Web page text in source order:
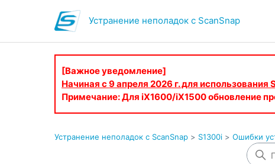
Устранение неполадок с ScanSnap
[Важное уведомление]
Начиная с 9 апреля 2026 г. для
Примечание: Для iX1600/iX1500 обновление
Устранение неполадок с ScanSnap S1300i Ошибки